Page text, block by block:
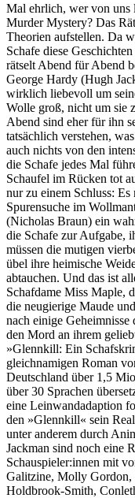
Mal ehrlich, wer von uns
Murder Mystery? Das
Theorien aufstellen. Da
Schafe diese
rätselt Abend für Abend
George Hardy (Hugh
wirklich liebevoll um
Wolle groß, nicht um sie
Abend sind eher für ihn
tatsächlich verstehen,
auch nichts von den
die Schafe jedes Mal
Schaufel im Rücken tot
nur zu einem Schluss:
Spurensuche im
(Nicholas Braun) ein
die Schafe zur Aufgabe,
müssen die mutigen
übel ihre heimische
abtauchen. Und das ist
Schafdame Miss Maple,
die neugierige Maude
nach einige
den Mord an ihrem
»Glennkill: Ein
gleichnamigen Roman
Deutschland über 1,5
über 30 Sprachen
eine Leinwandadaption
den »Glennkill« sein
unter anderem durch
Jackman sind noch eine
Schauspieler:innen mit
Galitzine, Molly Gordon,
Holdbrook‑Smith,